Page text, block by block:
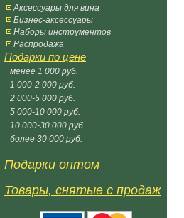
Аксессуары для вина
Бизнес-аксессуары
Наборы инструментов
Распродажа
Подарки по цене
менее 1 000 руб.
1 000-2 000 руб.
2 000-5 000 руб.
5 000-10 000 руб.
10 000-30 000 руб.
более 30 000 руб.
Подарки оптом
Товары, снятые с продаж